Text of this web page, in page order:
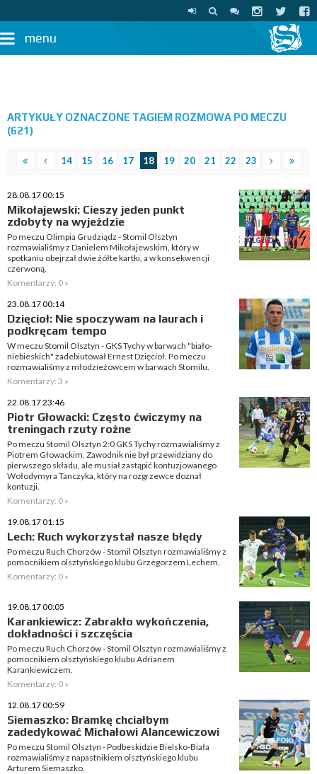
menu
ARTYKUŁY OZNACZONE TAGIEM ROZMOWA PO MECZU
(621)
14 15 16 17 18 19 20 21 22 23
28.08.17 00:15
Mikołajewski: Cieszy jeden punkt
zdobyty na wyjeździe
Po meczu Olimpia Grudziądz - Stomil Olsztyn
rozmawialiśmy z Danielem Mikołajewskim, który w
spotkaniu obejrzał dwie żółte kartki, a w konsekwencji
czerwoną.
Komentarzy: 0 »
23.08.17 00:14
Dzięcioł: Nie spoczywam na laurach i
podkręcam tempo
W meczu Stomil Olsztyn - GKS Tychy w barwach "biało-
niebieskich" zadebiutował Ernest Dzięcioł. Po meczu
rozmawialiśmy z młodzieżowcem w barwach Stomilu.
Komentarzy: 3 »
22.08.17 23:46
Piotr Głowacki: Często ćwiczymy na
treningach rzuty rożne
Po meczu Stomil Olsztyn 2:0 GKS Tychy rozmawialiśmy z
Piotrem Głowackim. Zawodnik nie był przewidziany do
pierwszego składu, ale musiał zastąpić kontuzjowanego
Wołodymyra Tanczyka, który na rozgrzewce doznał
kontuzji.
Komentarzy: 0 »
19.08.17 01:15
Lech: Ruch wykorzystał nasze błędy
Po meczu Ruch Chorzów - Stomil Olsztyn rozmawialiśmy z
pomocnikiem olsztyńskiego klubu Grzegorzem Lechem.
Komentarzy: 0 »
19.08.17 00:05
Karankiewicz: Zabrakło wykończenia,
dokładności i szczęścia
Po meczu Ruch Chorzów - Stomil Olsztyn rozmawialiśmy z
pomocnikiem olsztyńskiego klubu Adrianem
Karankiewiczem.
Komentarzy: 0 »
12.08.17 00:59
Siemaszko: Bramkę chciałbym
zadedykować Michałowi Alancewiczowi
Po meczu Stomil Olsztyn - Podbeskidzie Bielsko-Biała
rozmawialiśmy z napastnikiem olsztyńskiego klubu
Arturem Siemaszko.